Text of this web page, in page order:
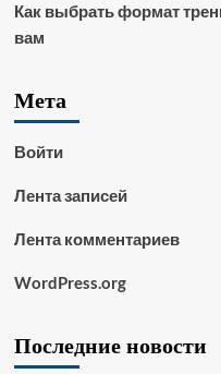
Как выбрать формат
вам
Мета
Войти
Лента записей
Лента комментариев
WordPress.org
Последние новости